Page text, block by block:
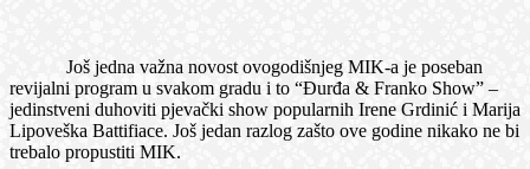
Još jedna važna novost ovogodišnjeg MIK-a je poseban
revijalni program u svakom gradu i to “Đurđa & Franko Show” –
jedinstveni duhoviti pjevački show popularnih Irene Grdinić i Marija
Lipoveška Battifiace. Još jedan razlog zašto ove godine nikako ne bi
trebalo propustiti MIK.